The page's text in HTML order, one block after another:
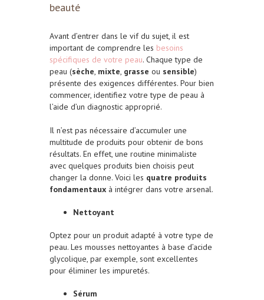
beauté
Avant d’entrer dans le vif du sujet, il est
important de comprendre les besoins
spécifiques de votre peau. Chaque type de
peau (sèche, mixte, grasse ou sensible)
présente des exigences différentes. Pour bien
commencer, identifiez votre type de peau à
l’aide d’un diagnostic approprié.
Il n’est pas nécessaire d’accumuler une
multitude de produits pour obtenir de bons
résultats. En effet, une routine minimaliste
avec quelques produits bien choisis peut
changer la donne. Voici les quatre produits
fondamentaux à intégrer dans votre arsenal.
Nettoyant
Optez pour un produit adapté à votre type de
peau. Les mousses nettoyantes à base d’acide
glycolique, par exemple, sont excellentes
pour éliminer les impuretés.
Sérum